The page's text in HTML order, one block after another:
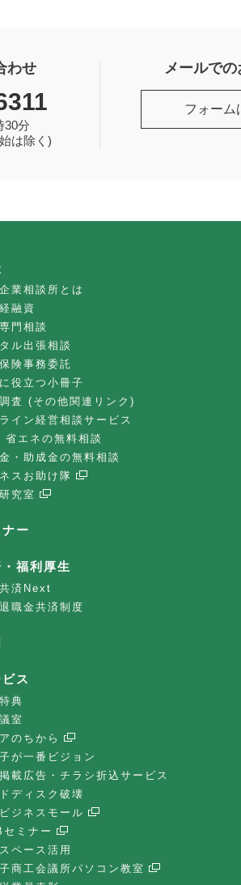
わせ
30分
は除く)
メールで
フォーム
業相談所とは
融資
門相談
ル出張相談
険事務委託
役立つ小冊子
査 (その他関連リンク)
イン経営相談サービス
省エネの無料相談
・助成金の無料相談
スお助け隊
究室
ー
福利厚生
済Next
職金共済制度
ス
典
室
のちから
が一番ビジョン
載広告・チラシ折込サービス
ディスク破壊
ジネスモール
ミナー
ペース活用
商工会議所パソコン教室